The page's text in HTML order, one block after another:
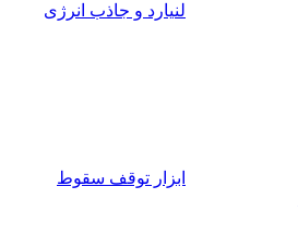
لنیارد و جاذب انرژی
ابزار توقف سقوط